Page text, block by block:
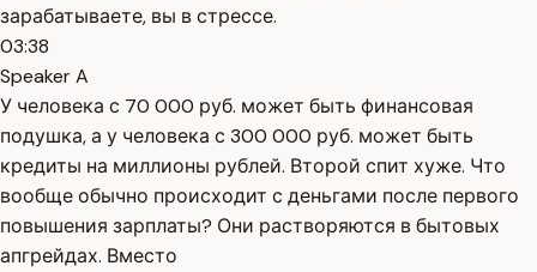
зарабатываете, вы в стрессе.
03:38
Speaker A
У человека с 70 000 руб. может быть финансовая
подушка, а у человека с 300 000 руб. может быть
кредиты на миллионы рублей. Второй спит хуже. Что
вообще обычно происходит с деньгами после первого
повышения зарплаты? Они растворяются в бытовых
апгрейдах. Вместо